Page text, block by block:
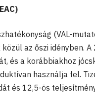
(VAL-
az őszi idényben. A
és a korábbiakhoz
használja fel.
és 12,5-ös